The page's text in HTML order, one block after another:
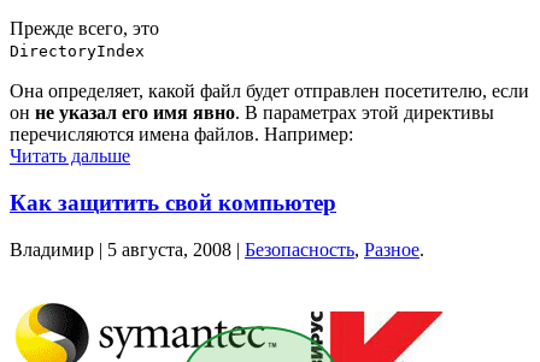
Прежде всего, это
DirectoryIndex
Она определяет, какой файл будет отправлен посетителю, если
он не указал его имя явно. В параметрах этой директивы
перечисляются имена файлов. Например:
Читать дальше
Как защитить свой компьютер
Владимир | 5 августа, 2008 | Безопасность, Разное.